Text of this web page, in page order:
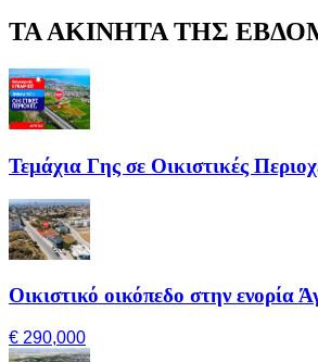
ΤΑ ΑΚΙΝΗΤΑ ΤΗΣ
Τεμάχια Γης σε Οικιστικές
Οικιστικό οικόπεδο στην ενορία
€ 290,000